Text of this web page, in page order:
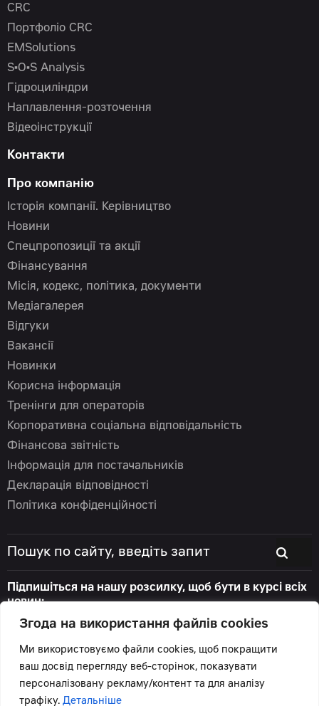
Згода на використання файлів cookies
Ми використовуємо файли cookies, щоб покращити
ваш досвід перегляду веб-сторінок, показувати
персоналізовану рекламу/контент та для аналізу
трафіку. Детальніше
CRC
Портфоліо CRC
EMSolutions
S•O•S Analysis
Гідроциліндри
Наплавлення-розточення
Відеоінструкції
Контакти
Про компанію
Історія компанії. Керівництво
Новини
Спецпропозиції та акції
Фінансування
Місія, кодекс, політика, документи
Медіагалерея
Відгуки
Вакансії
Новинки
Корисна інформація
Тренінги для операторів
Корпоративна соціальна відповідальність
Фінансова звітність
Інформація для постачальників
Декларація відповідності
Політика конфіденційності
Підпишіться на нашу розсилку, щоб бути в курсі всіх
новин:
Всі права захищені.